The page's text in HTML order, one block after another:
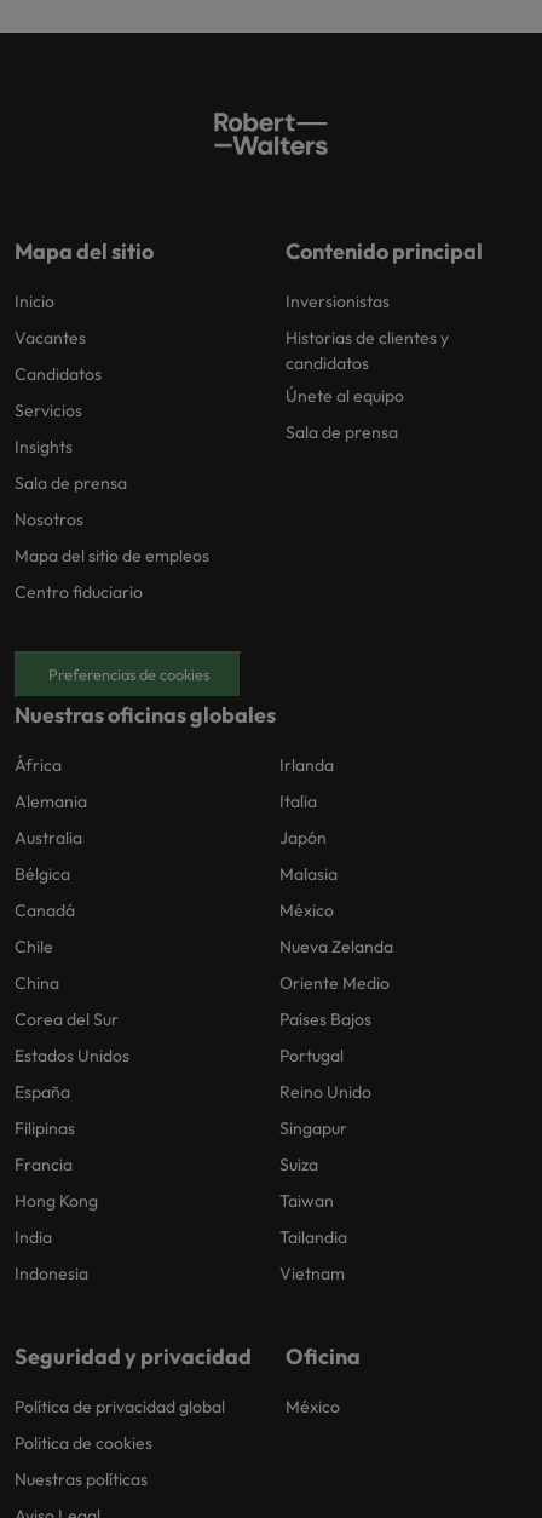
Mapa del sitio
Inicio
Vacantes
Candidatos
Servicios
Insights
Sala de prensa
Nosotros
Mapa del sitio de empleos
Centro fiduciario
Contenido principal
Inversionistas
Historias de clientes y
candidatos
Únete al equipo
Sala de prensa
Preferencias de cookies
Nuestras oficinas globales
África
Alemania
Australia
Bélgica
Canadá
Chile
China
Corea del Sur
Estados Unidos
España
Filipinas
Francia
Hong Kong
India
Indonesia
Irlanda
Italia
Japón
Malasia
México
Nueva Zelanda
Oriente Medio
Países Bajos
Portugal
Reino Unido
Singapur
Suiza
Taiwan
Tailandia
Vietnam
Seguridad y privacidad
Política de privacidad global
Politica de cookies
Nuestras políticas
Oficina
México